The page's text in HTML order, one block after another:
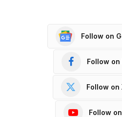
Follow on
Follow
Follow on
Follow